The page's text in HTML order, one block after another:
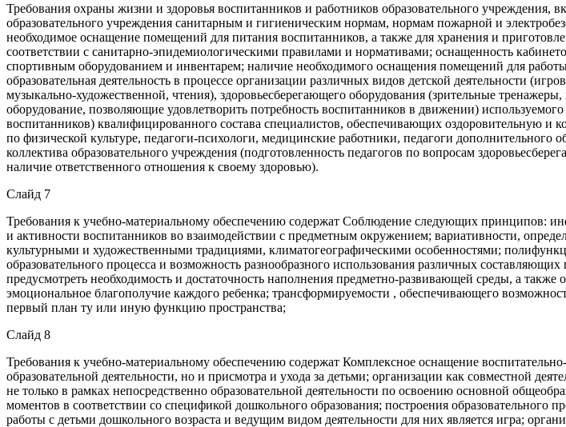
Требования охраны жизни и здоровья воспитанников и работников образовательного
образовательного учреждения санитарным и гигиеническим нормам, нормам пожарной и
необходимое оснащение помещений для питания воспитанников, а также для хранения и
соответствии с санитарно-эпидемиологическими правилами и нормативами; оснащенность
спортивным оборудованием и инвентарем; наличие необходимого оснащения помещений для
образовательная деятельность в процессе организации различных видов детской деятельности
музыкально-художественной, чтения), здоровьесберегающего оборудования (зрительные
оборудование, позволяющие удовлетворить потребность воспитанников в движении)
воспитанников) квалифицированного состава специалистов, обеспечивающих оздоровительную
по физической культуре, педагоги-психологи, медицинские работники, педагоги дополнительного
коллектива образовательного учреждения (подготовленность педагогов по вопросам
наличие ответственного отношения к своему здоровью).
Слайд 7
Требования к учебно-материальному обеспечению содержат Соблюдение следующих принципов:
и активности воспитанников во взаимодействии с предметным окружением; вариативности,
культурными и художественными традициями, климатогеографическими особенностями;
образовательного процесса и возможность разнообразного использования различных
предусмотреть необходимость и достаточность наполнения предметно-развивающей среды, а
эмоциональное благополучие каждого ребенка; трансформируемости , обеспечивающего
первый план ту или иную функцию пространства;
Слайд 8
Требования к учебно-материальному обеспечению содержат Комплексное оснащение
образовательной деятельности, но и присмотра и ухода за детьми; организации как совместной
не только в рамках непосредственно образовательной деятельности по освоению основной
моментов в соответствии со спецификой дошкольного образования; построения
работы с детьми дошкольного возраста и ведущим видом деятельности для них является игра;